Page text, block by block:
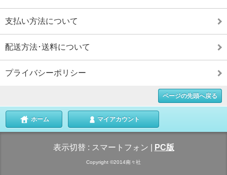
支払い方法について
配送方法･送料について
プライバシーポリシー
ページの先頭へ戻る
ホーム マイアカウント
表示切替 : スマートフォン PC版
Copyright ©2014南々社